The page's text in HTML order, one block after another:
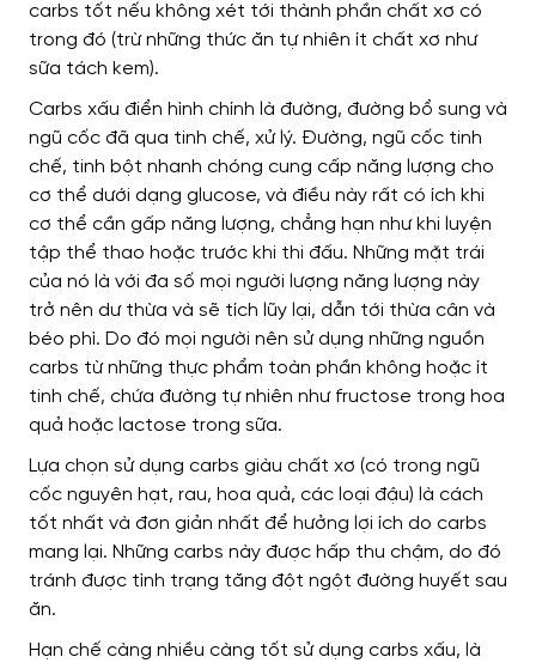
carbs tốt nếu không xét tới thành phần chất xơ có
trong đó (trừ những thức ăn tự nhiên ít chất xơ như
sữa tách kem).
Carbs xấu điển hình chính là đường, đường bổ sung và
ngũ cốc đã qua tinh chế, xử lý. Đường, ngũ cốc tinh
chế, tinh bột nhanh chóng cung cấp năng lượng cho
cơ thể dưới dạng glucose, và điều này rất có ích khi
cơ thể cần gấp năng lượng, chẳng hạn như khi luyện
tập thể thao hoặc trước khi thi đấu. Những mặt trái
của nó là với đa số mọi người lượng năng lượng này
trở nên dư thừa và sẽ tích lũy lại, dẫn tới thừa cân và
béo phì. Do đó mọi người nên sử dụng những nguồn
carbs từ những thực phẩm toàn phần không hoặc ít
tinh chế, chứa đường tự nhiên như fructose trong hoa
quả hoặc lactose trong sữa.
Lựa chọn sử dụng carbs giàu chất xơ (có trong ngũ
cốc nguyên hạt, rau, hoa quả, các loại đậu) là cách
tốt nhất và đơn giản nhất để hưởng lợi ích do carbs
mang lại. Những carbs này được hấp thu chậm, do đó
tránh được tình trạng tăng đột ngột đường huyết sau
ăn.
Hạn chế càng nhiều càng tốt sử dụng carbs xấu, là